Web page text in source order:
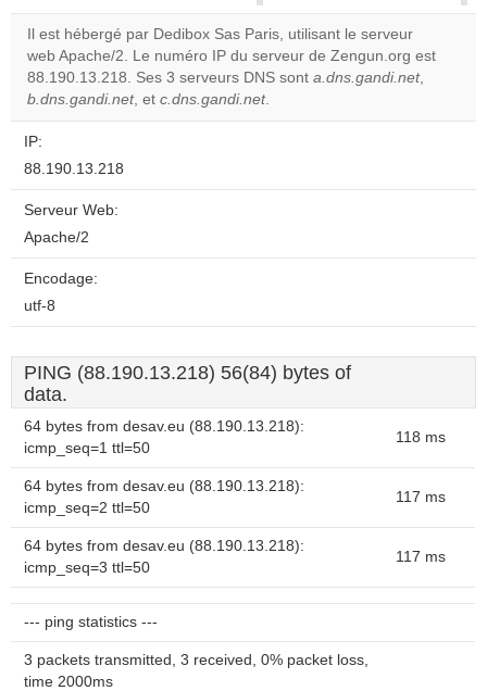
correctly.
Do you
own this
OK
Il est hébergé par Dedibox Sas Paris, utilisant le serveur
web Apache/2. Le numéro IP du serveur de Zengun.org est
88.190.13.218. Ses 3 serveurs DNS sont a.dns.gandi.net,
b.dns.gandi.net, et c.dns.gandi.net.
IP:
88.190.13.218
Serveur Web:
Apache/2
Encodage:
utf-8
PING (88.190.13.218) 56(84) bytes of
data.
64 bytes from desav.eu (88.190.13.218):
icmp_seq=1 ttl=50
118 ms
64 bytes from desav.eu (88.190.13.218):
icmp_seq=2 ttl=50
117 ms
64 bytes from desav.eu (88.190.13.218):
icmp_seq=3 ttl=50
117 ms
--- ping statistics ---
3 packets transmitted, 3 received, 0% packet loss,
time 2000ms